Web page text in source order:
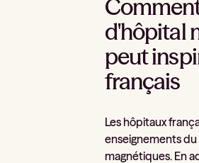
d'hôpital
peut
français
Les hôpitaux
enseignements
magnétiques. En